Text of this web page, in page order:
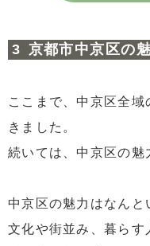
京都市中京区の
ここまで、中京区全
きました。
続いては、中京区の魅
中京区の魅力はなんと
文化や街並み、暮らす